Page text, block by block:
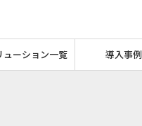
ューション一覧 導入事例